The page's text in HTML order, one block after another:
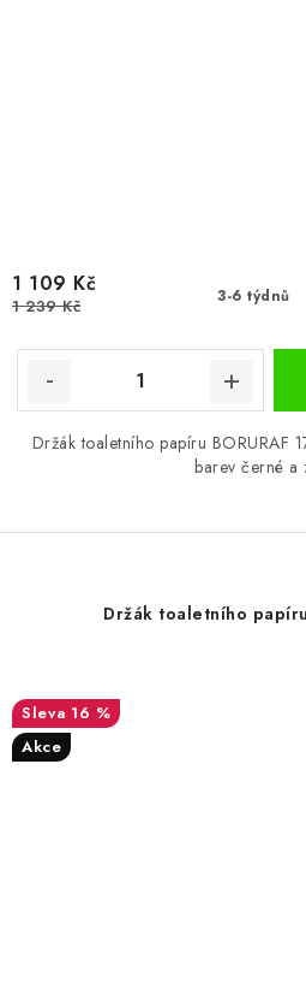
3-6 týdnů
1 109 Kč
1 239 Kč
Držák toaletního papíru BORURAF
barev černé a
Držák toaletního
16 %
Akce